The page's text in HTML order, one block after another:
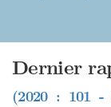
Dernier
(2020 : 101 -